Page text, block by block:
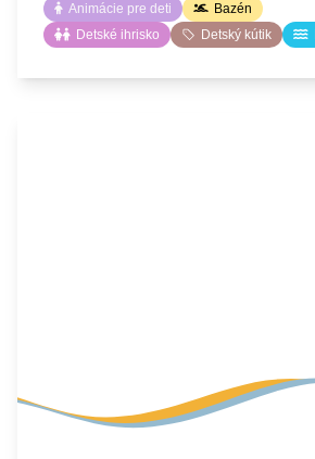
Animácie pre deti
Bazén
Detské ihrisko
Detský kútik